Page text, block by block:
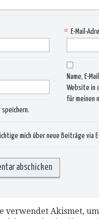
E-Mail-
*
Name, E-
Website in
für meinen
speichern.
mich über neue Beiträge via
verwendet Akismet,